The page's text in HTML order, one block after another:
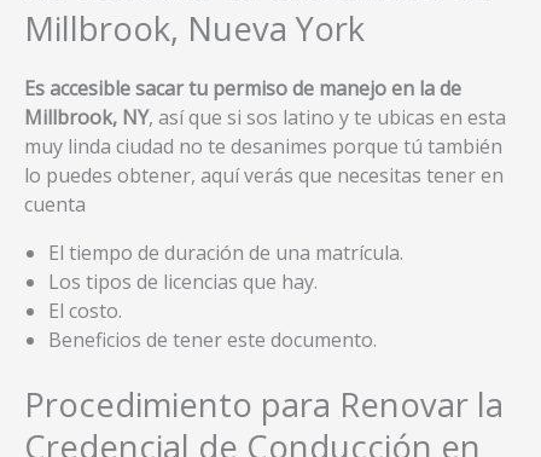
Millbrook, Nueva York
Es accesible sacar tu permiso de manejo en la de
Millbrook, NY, así que si sos latino y te ubicas en esta
muy linda ciudad no te desanimes porque tú también
lo puedes obtener, aquí verás que necesitas tener en
cuenta
El tiempo de duración de una matrícula.
Los tipos de licencias que hay.
El costo.
Beneficios de tener este documento.
Procedimiento para Renovar la
Credencial de Conducción en